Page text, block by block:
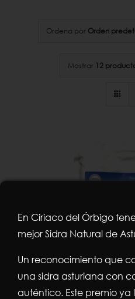
Ordena por Orden
Mostrar 12
En Ciriaco del Órbigo
mejor Sidra Natural de
Un reconocimiento que
una sidra asturiana con
auténtico. Este premio ya